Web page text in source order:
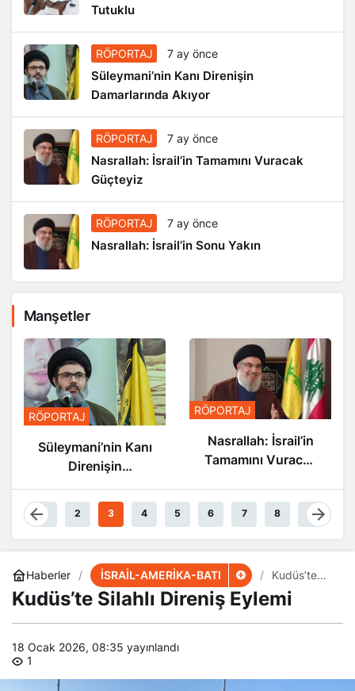
Tutuklu
RÖPORTAJ 7 ay önce
Süleymani’nin Kanı Direnişin
Damarlarında Akıyor
RÖPORTAJ 7 ay önce
Nasrallah: İsrail’in Tamamını Vuracak
Güçteyiz
RÖPORTAJ 7 ay önce
Nasrallah: İsrail’in Sonu Yakın
Manşetler
RÖPORTAJ
Süleymani’nin Kanı
Direnişin
Akıyor
RÖPORTAJ
Nasrallah: İsrail’in
Tamamını Vuracak
1 2 3 4 5 6 7 8 9
Haberler İSRAİL-AMERİKA-BATI
Kudüs’te
Silahlı
Direniş
Kudüs’te Silahlı Direniş Eylemi
18 Ocak 2026, 08:35 yayınlandı
1